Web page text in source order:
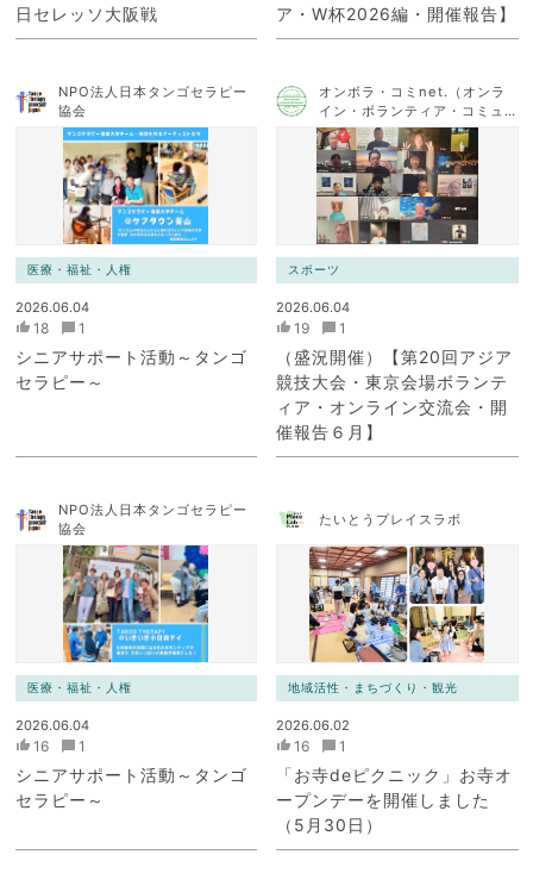
日セレッソ大阪戦
ア・W杯2026編・開催報告】
NPO法人日本タンゴセラピー
協会
医療・福祉・人権
2026.06.04
18 1
シニアサポート活動～タンゴ
セラピー～
オンボラ・コミnet.（オンラ
イン・ボランティア・コミュ
ニケーション・ネットワー
ク）
スポーツ
2026.06.04
19 1
（盛況開催）【第20回アジア
競技大会・東京会場ボランテ
ィア・オンライン交流会・開
催報告６月】
NPO法人日本タンゴセラピー
協会
医療・福祉・人権
2026.06.04
16 1
シニアサポート活動～タンゴ
セラピー～
たいとうプレイスラボ
地域活性・まちづくり・観光
2026.06.02
16 1
「お寺deピクニック」お寺オ
ープンデーを開催しました
（5月30日）